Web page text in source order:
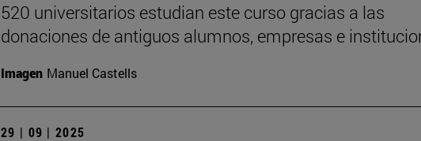
520 universitarios estudian este curso gracias a las
donaciones de antiguos alumnos, empresas e
Imagen Manuel Castells
29 | 09 | 2025